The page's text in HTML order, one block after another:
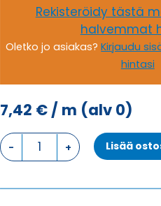
Rekisteröidy tästä
halvemmat
Oletko jo asiakas?Kirjaudu
hintasi
7,42 €/ m (alv 0)
Ketjukaapeli
KAWEFLEX
SK-
Lisää